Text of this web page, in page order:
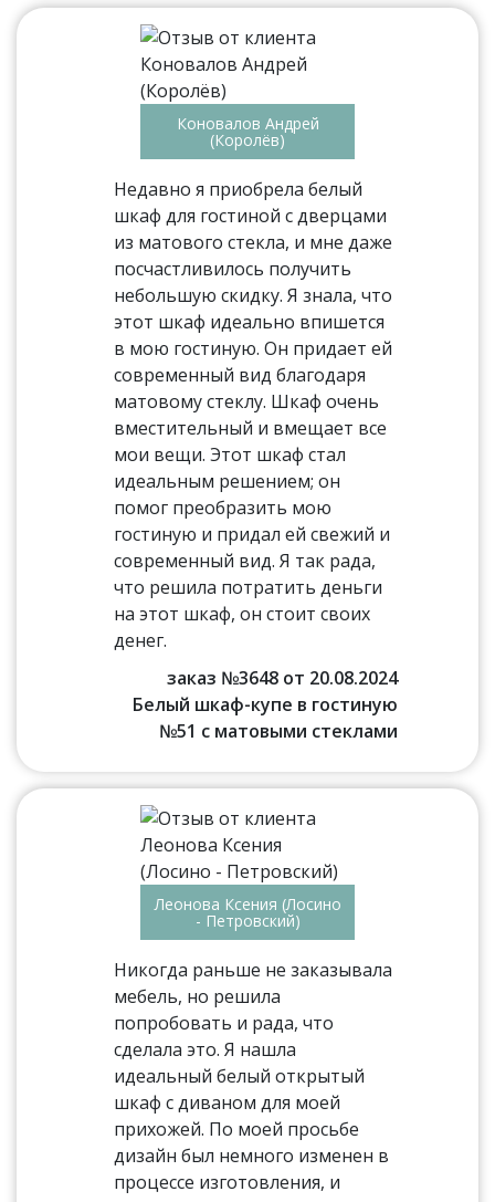
Коновалов Андрей
(Королёв)
Недавно я приобрела белый
шкаф для гостиной с дверцами
из матового стекла, и мне даже
посчастливилось получить
небольшую скидку. Я знала, что
этот шкаф идеально впишется
в мою гостиную. Он придает ей
современный вид благодаря
матовому стеклу. Шкаф очень
вместительный и вмещает все
мои вещи. Этот шкаф стал
идеальным решением; он
помог преобразить мою
гостиную и придал ей свежий и
современный вид. Я так рада,
что решила потратить деньги
на этот шкаф, он стоит своих
денег.
заказ №3648 от 20.08.2024
Белый шкаф-купе в гостиную
№51 с матовыми стеклами
Леонова Ксения (Лосино
- Петровский)
Никогда раньше не заказывала
мебель, но решила
попробовать и рада, что
сделала это. Я нашла
идеальный белый открытый
шкаф с диваном для моей
прихожей. По моей просьбе
дизайн был немного изменен в
процессе изготовления, и